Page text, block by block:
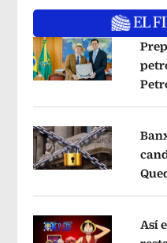
Opens in new window
Opens in new window
Así